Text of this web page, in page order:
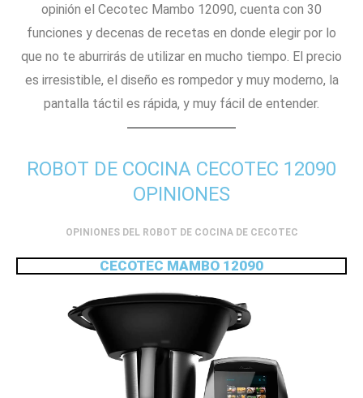
opinión el Cecotec Mambo 12090, cuenta con 30
funciones y decenas de recetas en donde elegir por lo
que no te aburrirás de utilizar en mucho tiempo. El precio
es irresistible, el diseño es rompedor y muy moderno, la
pantalla táctil es rápida, y muy fácil de entender.
ROBOT DE COCINA CECOTEC 12090
OPINIONES
OPINIONES DEL ROBOT DE COCINA DE CECOTEC
CECOTEC MAMBO 12090